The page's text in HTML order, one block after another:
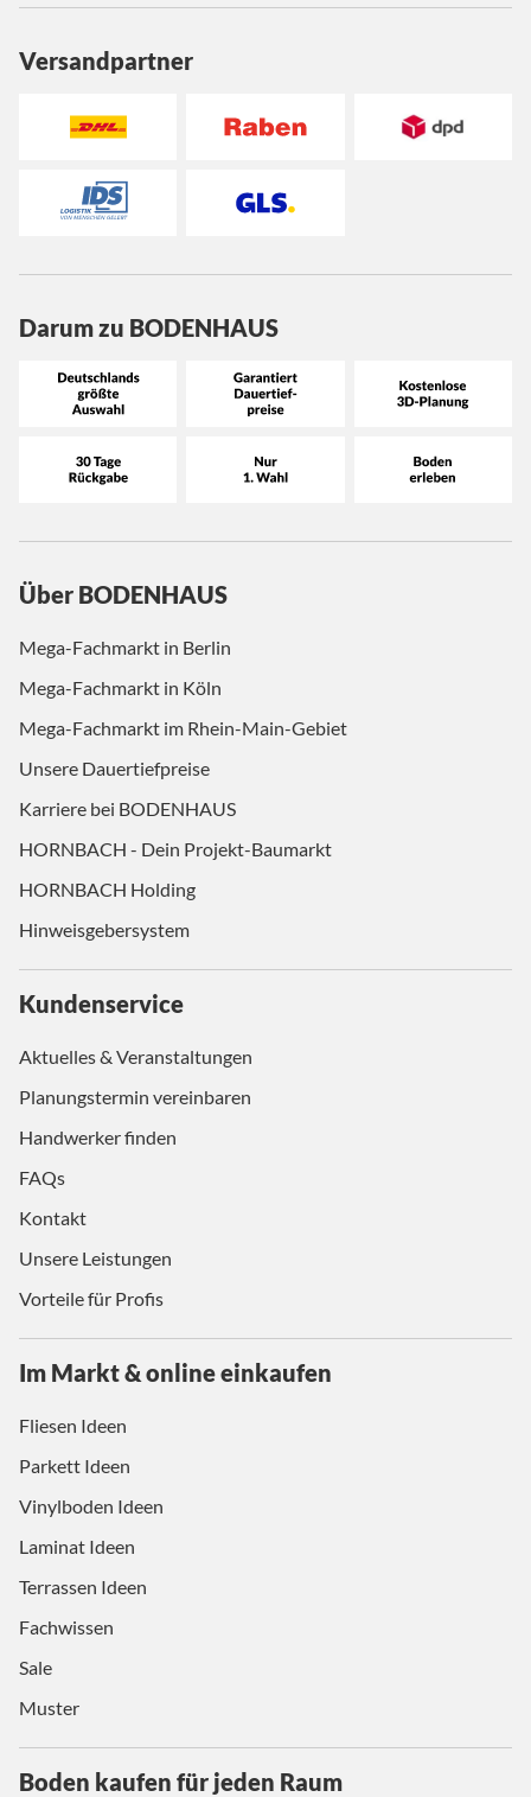
Versandpartner
Darum zu BODENHAUS
Über BODENHAUS
Mega-Fachmarkt in Berlin
Mega-Fachmarkt in Köln
Mega-Fachmarkt im Rhein-Main-Gebiet
Unsere Dauertiefpreise
Karriere bei BODENHAUS
HORNBACH - Dein Projekt-Baumarkt
HORNBACH Holding
Hinweisgebersystem
Kundenservice
Aktuelles & Veranstaltungen
Planungstermin vereinbaren
Handwerker finden
FAQs
Kontakt
Unsere Leistungen
Vorteile für Profis
Im Markt & online einkaufen
Fliesen Ideen
Parkett Ideen
Vinylboden Ideen
Laminat Ideen
Terrassen Ideen
Fachwissen
Sale
Muster
Boden kaufen für jeden Raum